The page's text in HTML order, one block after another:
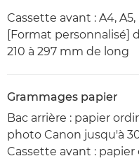
Cassette avant : A4,
[Format personnalisé]
210 à 297 mm de long
Grammages papier
Bac arrière : papier
photo Canon jusqu'à
Cassette avant : papier